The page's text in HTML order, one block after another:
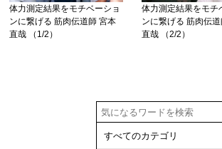
体力測定結果をモチベーショ
ンに繋げる 筋肉伝道師 宮本
直哉 （1/2）
体力測定結果をモチ
ンに繋げる 筋肉伝
直哉 （2/2）